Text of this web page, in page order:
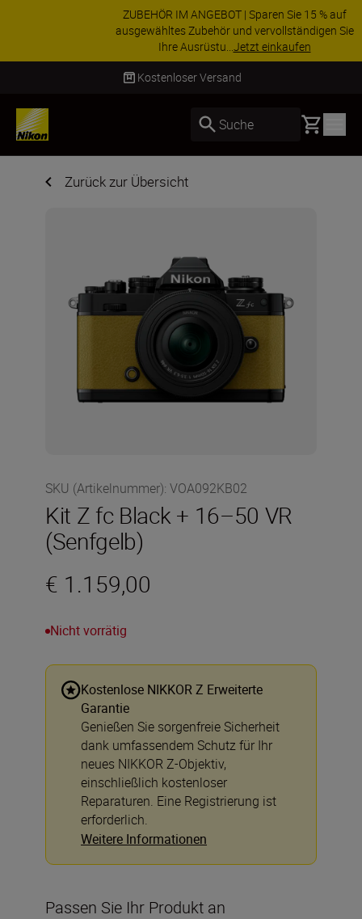
ZUBEHÖR IM ANGEBOT | Sparen Sie 15 % auf
ausgewähltes Zubehör und vervollständigen Sie
Ihre Ausrüstu...Jetzt einkaufen
Lieferung innerhalb von 2–4 Werktagen
Suche Basket
Zurück zur Übersicht
SKU (Artikelnummer): VOA092KB02
Kit Z fc Black + 16–50 VR
(Senfgelb)
€ 1.159,00
Nicht vorrätig
Kostenlose NIKKOR Z Erweiterte
Garantie
Genießen Sie sorgenfreie Sicherheit
dank umfassendem Schutz für Ihr
neues NIKKOR Z-Objektiv,
einschließlich kostenloser
Reparaturen. Eine Registrierung ist
erforderlich.
Weitere Informationen
Passen Sie Ihr Produkt an